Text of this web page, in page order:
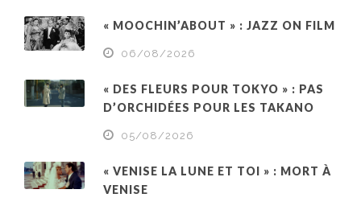
« MOOCHIN’ABOUT » : JAZZ ON FILM
06/08/2026
« DES FLEURS POUR TOKYO » : PAS
D’ORCHIDÉES POUR LES TAKANO
05/08/2026
« VENISE LA LUNE ET TOI » : MORT À
VENISE